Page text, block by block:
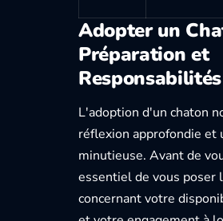
Adopter un
Préparation et
Responsabilités
L'adoption d'un chaton
réflexion approfondie et
minutieuse. Avant de
essentiel de vous poser
concernant votre